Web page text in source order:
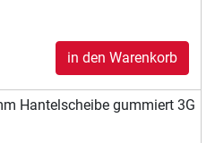
in den Warenkorb
Hantelscheibe gummiert 3G